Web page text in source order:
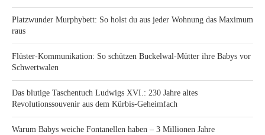
Platzwunder Murphybett: So holst du aus jeder Wohnung das Maximum
raus
Flüster-Kommunikation: So schützen Buckelwal-Mütter ihre Babys vor
Schwertwalen
Das blutige Taschentuch Ludwigs XVI.: 230 Jahre altes
Revolutionssouvenir aus dem Kürbis-Geheimfach
Warum Babys weiche Fontanellen haben – 3 Millionen Jahre